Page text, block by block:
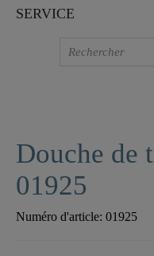
SERVICE
Douche de
01925
Numéro d'article: 01925